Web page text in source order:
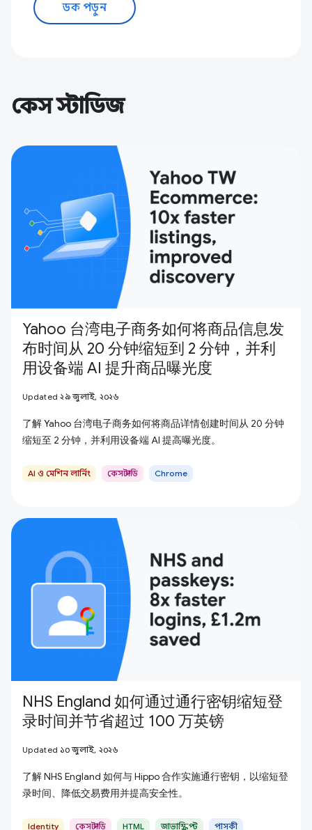
ডক পড়ুন
কেস স্টাডিজ
Yahoo 台湾电子商务如何将商品信息发
布时间从 20 分钟缩短到 2 分钟，并利
用设备端 AI 提升商品曝光度
Updated ২৯ জুলাই, ২০২৬
了解 Yahoo 台湾电子商务如何将商品详情创建时间从 20 分钟
缩短至 2 分钟，并利用设备端 AI 提高曝光度。
AI ও মেশিন লার্নিং কেস স্টাডি Chrome
NHS England 如何通过通行密钥缩短登
录时间并节省超过 100 万英镑
Updated ১০ জুলাই, ২০২৬
了解 NHS England 如何与 Hippo 合作实施通行密钥，以缩短登
录时间、降低交易费用并提高安全性。
Identity কেস স্টাডি HTML জাভাস্ক্রিপ্ট পাসকী